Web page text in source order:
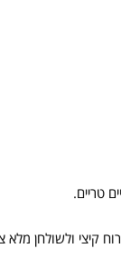
טריים.
קיצי ולשולחן מלא